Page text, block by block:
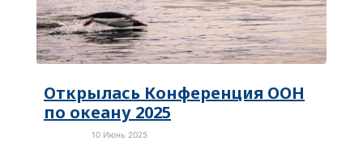
Открылась Конференция ООН
по океану 2025
10 Июнь 2025